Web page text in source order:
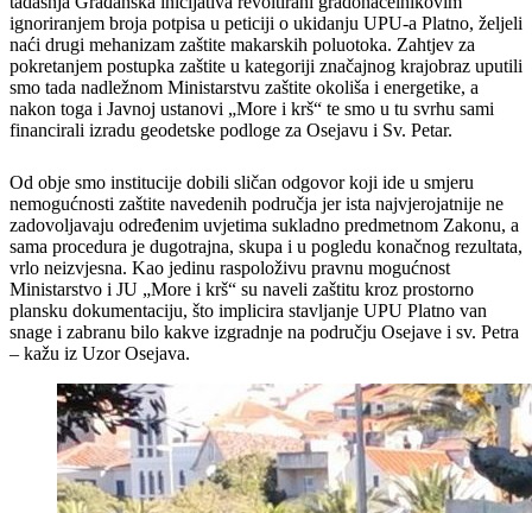
ignoriranjem broja potpisa u peticiji o ukidanju UPU-a Platno, željeli
naći drugi mehanizam zaštite makarskih poluotoka. Zahtjev za
pokretanjem postupka zaštite u kategoriji značajnog krajobraz uputili
smo tada nadležnom Ministarstvu zaštite okoliša i energetike, a
nakon toga i Javnoj ustanovi „More i krš“ te smo u tu svrhu sami
financirali izradu geodetske podloge za Osejavu i Sv. Petar.
Od obje smo institucije dobili sličan odgovor koji ide u smjeru
nemogućnosti zaštite navedenih područja jer ista najvjerojatnije ne
zadovoljavaju određenim uvjetima sukladno predmetnom Zakonu, a
sama procedura je dugotrajna, skupa i u pogledu konačnog rezultata,
vrlo neizvjesna. Kao jedinu raspoloživu pravnu mogućnost
Ministarstvo i JU „More i krš“ su naveli zaštitu kroz prostorno
plansku dokumentaciju, što implicira stavljanje UPU Platno van
snage i zabranu bilo kakve izgradnje na području Osejave i sv. Petra
– kažu iz Uzor Osejava.